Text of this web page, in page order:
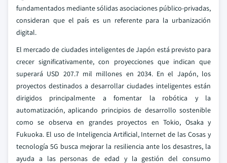
fundamentados mediante sólidas asociaciones público-privadas,
consideran que el país es un referente para la urbanización
digital.
El mercado de ciudades inteligentes de Japón está previsto para
crecer significativamente, con proyecciones que indican que
superará USD 207.7 mil millones en 2034. En el Japón, los
proyectos destinados a desarrollar ciudades inteligentes están
dirigidos principalmente a fomentar la robótica y la
automatización, aplicando principios de desarrollo sostenible
como se observa en grandes proyectos en Tokio, Osaka y
Fukuoka. El uso de Inteligencia Artificial, Internet de las Cosas y
tecnología 5G busca mejorar la resiliencia ante los desastres, la
ayuda a las personas de edad y la gestión del consumo